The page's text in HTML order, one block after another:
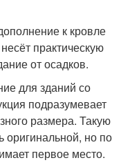
к кровле
практическую
от осадков.
для зданий со
подразумевает
размера. Такую
но по
первое место.